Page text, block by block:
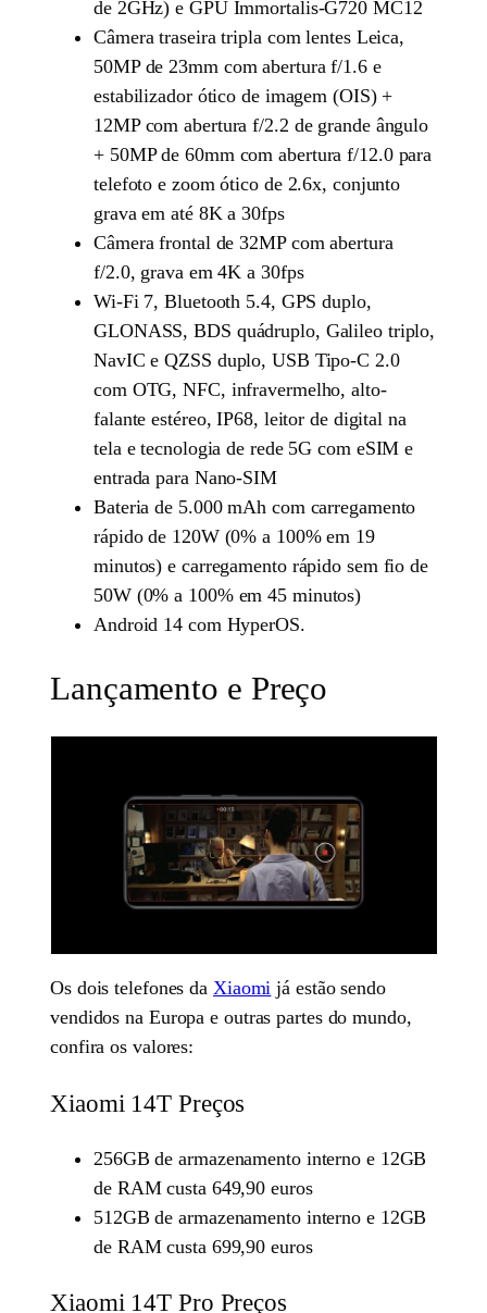
de 2GHz) e GPU Immortalis-G720 MC12
Câmera traseira tripla com lentes Leica,
50MP de 23mm com abertura f/1.6 e
estabilizador ótico de imagem (OIS) +
12MP com abertura f/2.2 de grande ângulo
+ 50MP de 60mm com abertura f/12.0 para
telefoto e zoom ótico de 2.6x, conjunto
grava em até 8K a 30fps
Câmera frontal de 32MP com abertura
f/2.0, grava em 4K a 30fps
Wi-Fi 7, Bluetooth 5.4, GPS duplo,
GLONASS, BDS quádruplo, Galileo triplo,
NavIC e QZSS duplo, USB Tipo-C 2.0
com OTG, NFC, infravermelho, alto-
falante estéreo, IP68, leitor de digital na
tela e tecnologia de rede 5G com eSIM e
entrada para Nano-SIM
Bateria de 5.000 mAh com carregamento
rápido de 120W (0% a 100% em 19
minutos) e carregamento rápido sem fio de
50W (0% a 100% em 45 minutos)
Android 14 com HyperOS.
Lançamento e Preço
Os dois telefones da Xiaomi já estão sendo
vendidos na Europa e outras partes do mundo,
confira os valores:
Xiaomi 14T Preços
256GB de armazenamento interno e 12GB
de RAM custa 649,90 euros
512GB de armazenamento interno e 12GB
de RAM custa 699,90 euros
Xiaomi 14T Pro Preços